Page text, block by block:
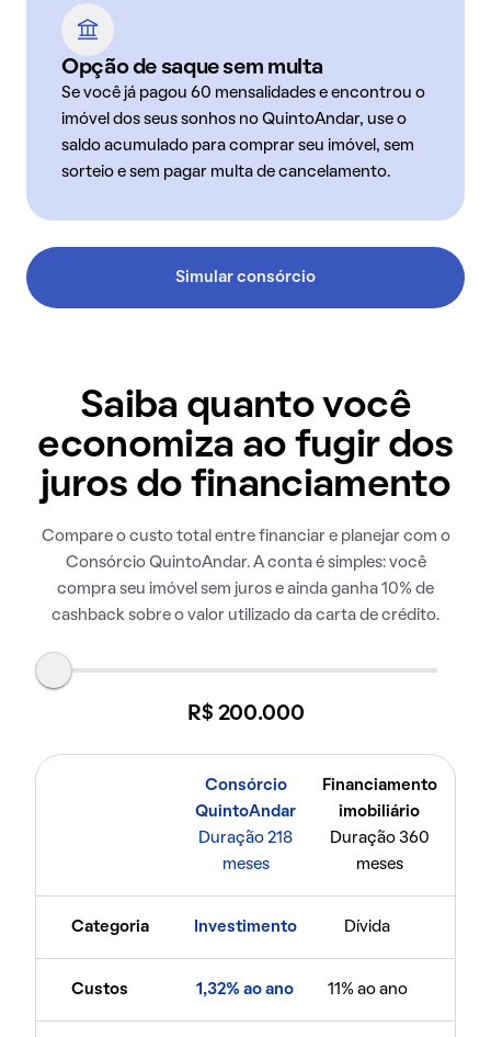
Opção de saque sem multa
Se você já pagou 60 mensalidades e encontrou o
imóvel dos seus sonhos no QuintoAndar, use o
saldo acumulado para comprar seu imóvel, sem
sorteio e sem pagar multa de cancelamento.
Simular consórcio
Saiba quanto você
economiza ao fugir dos
juros do financiamento
Compare o custo total entre financiar e planejar com o
Consórcio QuintoAndar. A conta é simples: você
compra seu imóvel sem juros e ainda ganha 10% de
cashback sobre o valor utilizado da carta de crédito.
R$ 200.000
Consórcio
QuintoAndar
Duração 218
meses
Financiamento
imobiliário
Duração 360
meses
Categoria Investimento Dívida
Custos 1,32% ao ano 11% ao ano